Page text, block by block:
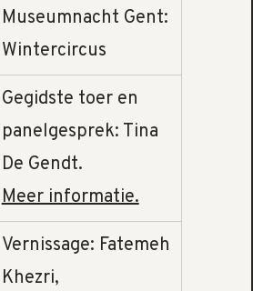
Museumnacht Gent:
Wintercircus
Gegidste toer en
panelgesprek: Tina
De Gendt.
Meer informatie.
Vernissage: Fatemeh
Khezri,